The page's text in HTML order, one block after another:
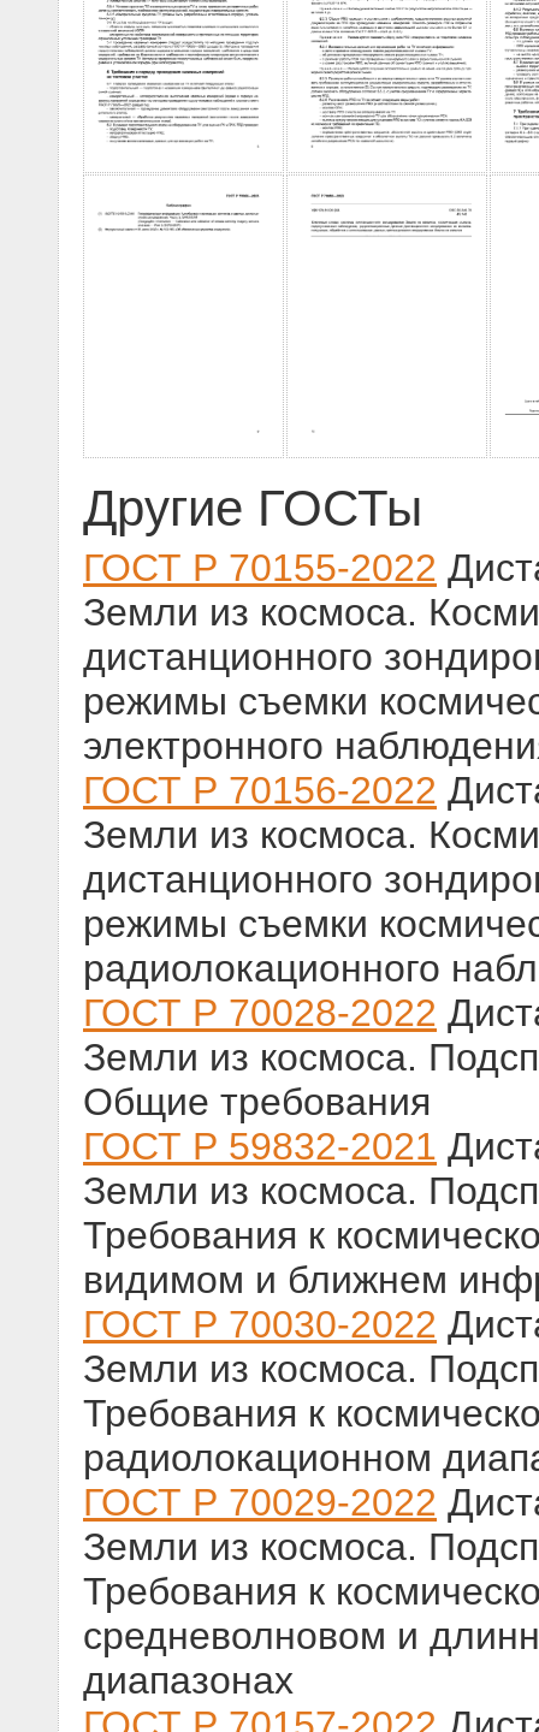
Другие ГОСТы
ГОСТ Р 70155-2022
Земли из космоса.
дистанционного
режимы съемки
электронного
ГОСТ Р 70156-2022
Земли из космоса.
дистанционного
режимы съемки
радиолокационного
ГОСТ Р 70028-2022
Земли из космоса.
Общие требования
ГОСТ Р 59832-2021
Земли из космоса.
Требования к
видимом и ближнем
ГОСТ Р 70030-2022
Земли из космоса.
Требования к
радиолокационном
ГОСТ Р 70029-2022
Земли из космоса.
Требования к
средневолновом и
диапазонах